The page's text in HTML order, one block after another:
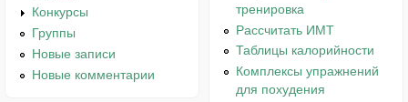
Конкурсы
Группы
Новые записи
Новые комментарии
тренировка
Рассчитать ИМТ
Таблицы калорийности
Комплексы упражнений
для похудения